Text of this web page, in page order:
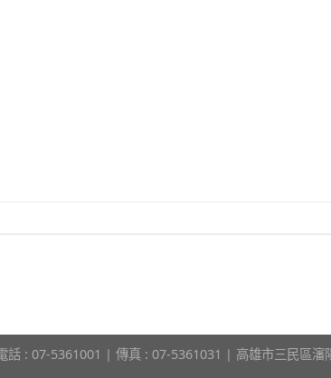
話 : 07-5361001 | 傳真 : 07-5361031 | 高雄市三民區瀋